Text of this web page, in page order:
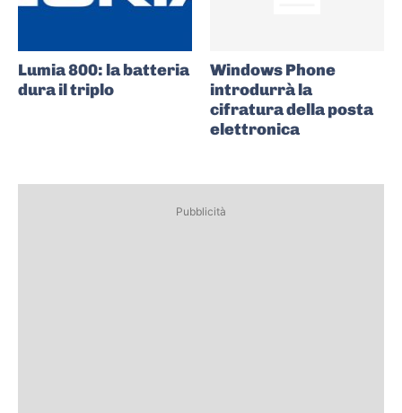
Lumia 800: la batteria
dura il triplo
Windows Phone
introdurrà la
cifratura della posta
elettronica
Pubblicità